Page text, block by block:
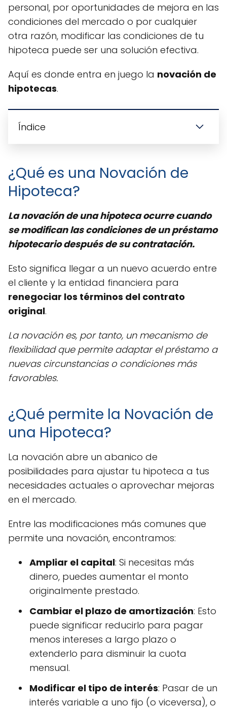
personal, por oportunidades de mejora en las
condiciones del mercado o por cualquier
otra razón, modificar las condiciones de tu
hipoteca puede ser una solución efectiva.
Aquí es donde entra en juego la novación de
hipotecas.
Índice
¿Qué es una Novación de
Hipoteca?
La novación de una hipoteca ocurre cuando
se modifican las condiciones de un préstamo
hipotecario después de su contratación.
Esto significa llegar a un nuevo acuerdo entre
el cliente y la entidad financiera para
renegociar los términos del contrato
original.
La novación es, por tanto, un mecanismo de
flexibilidad que permite adaptar el préstamo a
nuevas circunstancias o condiciones más
favorables.
¿Qué permite la Novación de
una Hipoteca?
La novación abre un abanico de
posibilidades para ajustar tu hipoteca a tus
necesidades actuales o aprovechar mejoras
en el mercado.
Entre las modificaciones más comunes que
permite una novación, encontramos:
Ampliar el capital: Si necesitas más
dinero, puedes aumentar el monto
originalmente prestado.
Cambiar el plazo de amortización: Esto
puede significar reducirlo para pagar
menos intereses a largo plazo o
extenderlo para disminuir la cuota
mensual.
Modificar el tipo de interés: Pasar de un
interés variable a uno fijo (o viceversa), o